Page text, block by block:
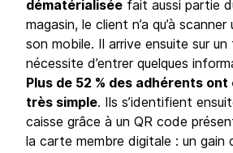
dématérialisée fait aussi partie
magasin, le client n’a qu’à
son mobile. Il arrive ensuite sur un
nécessite d’entrer quelques
Plus de 52 % des adhérents
très simple. Ils s’identifient
caisse grâce à un QR code
la carte membre digitale : un gain